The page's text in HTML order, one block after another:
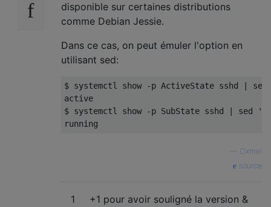
disponible sur certaines distributions
comme Debian Jessie.
Dans ce cas, on peut émuler l'option en
utilisant sed:
$ systemctl show -p ActiveState sshd
active
$ systemctl show -p SubState sshd sed
running
Oxmel
source
1
+1 pour avoir souligné la version &